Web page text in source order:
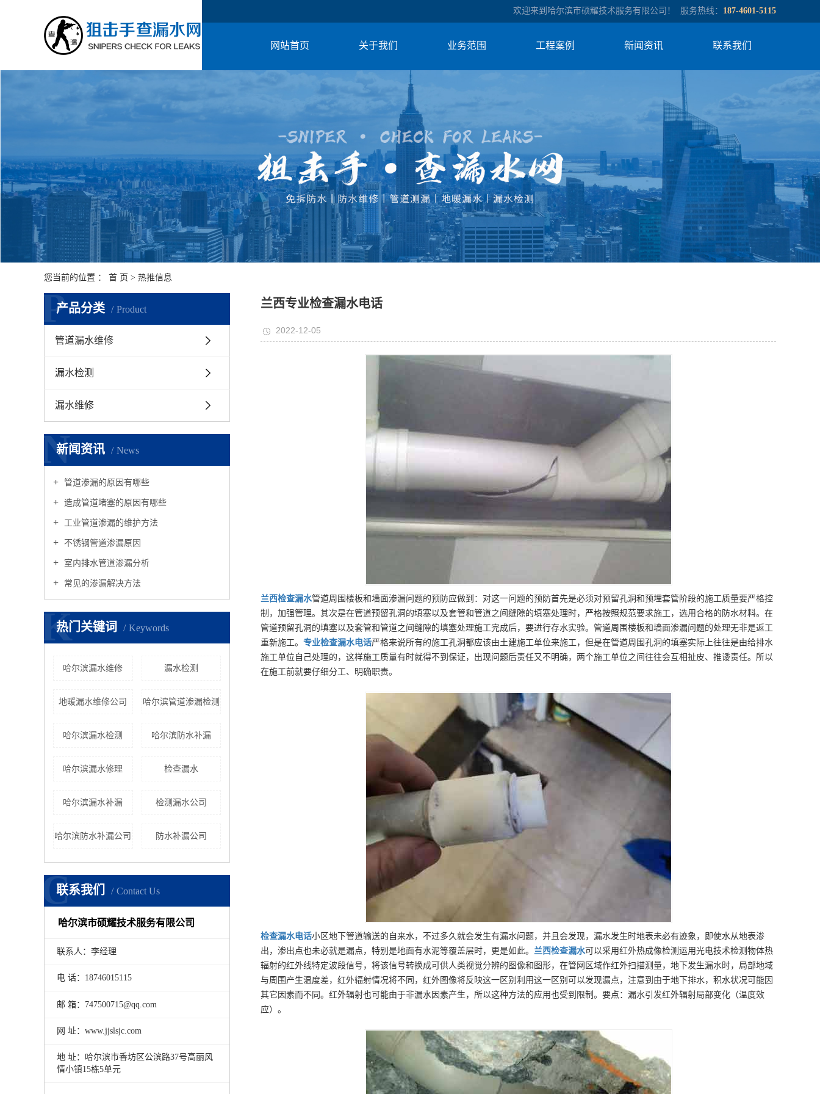
欢迎来到哈尔滨市硕耀技术服务有限公司！ 服务热线： 187-4601-5115
网站首页 关于我们 业务范围 工程案例 新闻资讯 联系我们
您当前的位置 ： 首 页 > 热推信息
产品分类 Product
P
管道漏水维修
漏水检测
漏水维修
新闻资讯 News
N
管道渗漏的原因有哪些
造成管道堵塞的原因有哪些
工业管道渗漏的维护方法
不锈钢管道渗漏原因
室内排水管道渗漏分析
常见的渗漏解决方法
热门关键词 Keywords
K
哈尔滨漏水维修 漏水检测
地暖漏水维修公司 哈尔滨管道渗漏检测
哈尔滨漏水检测 哈尔滨防水补漏
哈尔滨漏水修理 检查漏水
哈尔滨漏水补漏 检测漏水公司
哈尔滨防水补漏公司 防水补漏公司
联系我们 Contact Us
C
哈尔滨市硕耀技术服务有限公司
联系人：李经理
电 话：18746015115
邮 箱：747500715@qq.com
网 址：www.jjslsjc.com
地 址：哈尔滨市香坊区公滨路37号高丽风
情小镇15栋5单元
兰西专业检查漏水电话
2022-12-05
兰西检查漏水管道周围楼板和墙面渗漏问题的预防应做到：对这一问题的预防首先是必须对预留孔洞和预埋套管阶段的施工质量要严格控
制，加强管理。其次是在管道预留孔洞的填塞以及套管和管道之间缝隙的填塞处理时，严格按照规范要求施工，选用合格的防水材料。在
管道预留孔洞的填塞以及套管和管道之间缝隙的填塞处理施工完成后，要进行存水实验。管道周围楼板和墙面渗漏问题的处理无非是返工
重新施工。 专业检查漏水电话严格来说所有的施工孔洞都应该由土建施工单位来施工，但是在管道周围孔洞的填塞实际上往往是由给排水
施工单位自己处理的，这样施工质量有时就得不到保证，出现问题后责任又不明确，两个施工单位之间往往会互相扯皮、推诿责任。所以
在施工前就要仔细分工、明确职责。
检查漏水电话小区地下管道输送的自来水，不过多久就会发生有漏水问题，并且会发现，漏水发生时地表未必有迹象，即使水从地表渗
出，渗出点也未必就是漏点，特别是地面有水泥等覆盖层时，更是如此。 兰西检查漏水可以采用红外热成像检测运用光电技术检测物体热
辐射的红外线特定波段信号，将该信号转换成可供人类视觉分辨的图像和图形，在管网区域作红外扫描测量，地下发生漏水时，局部地域
与周围产生温度差，红外辐射情况将不同，红外图像将反映这一区别利用这一区别可以发现漏点，注意到由于地下排水，积水状况可能因
其它因素而不同。红外辐射也可能由于非漏水因素产生，所以这种方法的应用也受到限制。要点：漏水引发红外辐射局部变化（温度效
应）。